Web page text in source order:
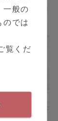
置です。
いるこ
時に提供
一般の
では
覧くだ